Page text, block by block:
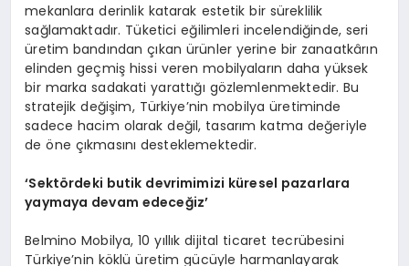
mekanlara derinlik katarak estetik bir süreklilik
sağlamaktadır. Tüketici eğilimleri incelendiğinde, seri
üretim bandından çıkan ürünler yerine bir zanaatkârın
elinden geçmiş hissi veren mobilyaların daha yüksek
bir marka sadakati yarattığı gözlemlenmektedir. Bu
stratejik değişim, Türkiye’nin mobilya üretiminde
sadece hacim olarak değil, tasarım katma değeriyle
de öne çıkmasını desteklemektedir.
‘Sektördeki butik devrimimizi küresel pazarlara
yaymaya devam edeceğiz’
Belmino Mobilya, 10 yıllık dijital ticaret tecrübesini
Türkiye’nin köklü üretim gücüyle harmanlayarak